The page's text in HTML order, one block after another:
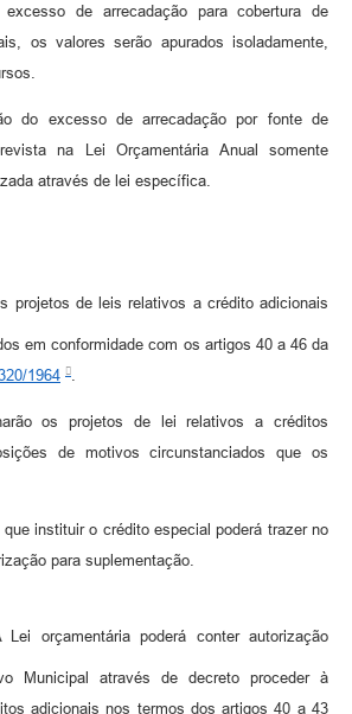
de arrecadação para cobertura de
os valores serão apurados isoladamente,
do excesso de arrecadação por fonte de
na Lei Orçamentária Anual somente
através de lei específica.
projetos de leis relativos a crédito adicionais
em conformidade com os artigos 40 a 46 da
1964
.
os projetos de lei relativos a créditos
de motivos circunstanciados que os
que instituir o crédito especial poderá trazer no
para suplementação.
Lei orçamentária poderá conter autorização
Municipal através de decreto proceder à
adicionais nos termos dos artigos 40 a 43